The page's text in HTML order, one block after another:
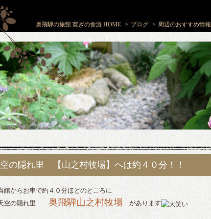
奥飛騨の旅館 寛ぎの舎游 HOME ブログ 周辺のおすすめ情報
の隠れ里 【山之村牧場】へは約４０分！！
からお車で約４０分ほどのところに
の隠れ里 奥飛騨山之村牧場 があります